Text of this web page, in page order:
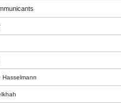
Hasselmann